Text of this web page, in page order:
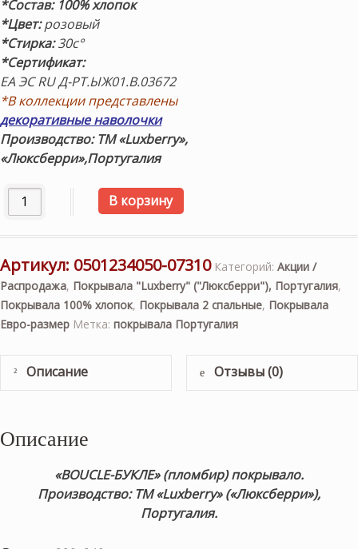
*Состав: 100% хлопок
*Цвет:розовый
*Стирка:30с°
*Сертификат:
ЕА ЭС RU Д-РТ.ЫЖ01.В.03672
*В коллекции представлены
декоративные наволочки
Производство: ТМ «Luxberry»,
«Люксберри»,Португалия
Количество товара «BOUCLE-БУКЛЕ» (пломбир)
В корзину
Артикул: 0501234050-07310 Категорий: Акции /
Распродажа, Покрывала "Luxberry" ("Люксберри"), Португалия,
Покрывала 100% хлопок, Покрывала 2 спальные, Покрывала
Евро-размер Метка: покрывала Португалия
Описание Отзывы (0)
Описание
«BOUCLE-БУКЛЕ» (пломбир) покрывало.
Производство: ТМ «Luxberry» («Люксберри»),
Португалия.